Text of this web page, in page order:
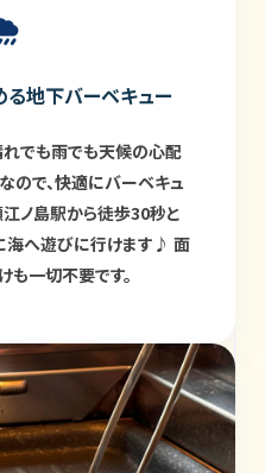
地下バーベキュー
れでも雨でも天候の心配
ので、快適にバーベキュ
ノ島駅から徒歩30秒と
海へ遊びに行けます♪ 面
一切不要です。